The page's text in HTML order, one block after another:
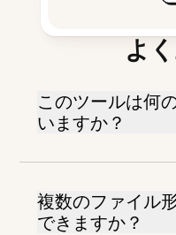
よ
このツールは何
いますか？
複数のファイル
できますか？